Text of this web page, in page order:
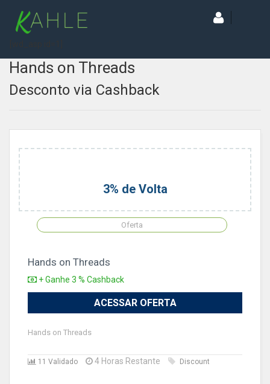
Hands on Threads
Desconto via Cashback
3% de Volta
Oferta
Hands on Threads
+ Ganhe 3 % Cashback
ACESSAR OFERTA
Hands on Threads
11 Validado 4 Horas Restante Discount